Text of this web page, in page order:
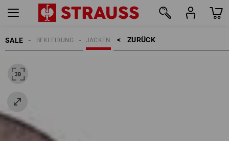
SALE ZURÜCK    >
JACKEN
BEKLEIDUNG